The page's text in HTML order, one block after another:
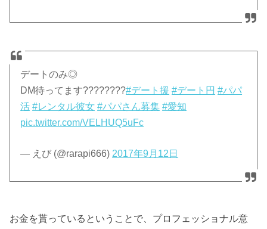
デートのみ◎
DM待ってます????????#デート援 #デート円 #パパ
活 #レンタル彼女 #パパさん募集 #愛知
pic.twitter.com/VELHUQ5uFc
— えび (@rarapi666) 2017年9月12日
お金を貰っているということで、プロフェッショナル意